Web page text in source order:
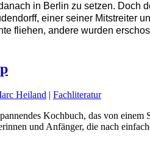
in Berlin zu setzen. Doch
einer seiner Mitstreiter
fliehen, andere wurden
Heiland | Fachliteratur
Kochbuch, das von einem
und Anfänger, die nach